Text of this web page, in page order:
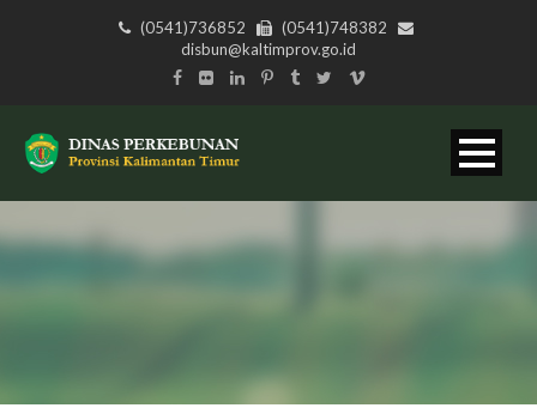
(0541)736852
(0541)748382
disbun@kaltimprov.go.id